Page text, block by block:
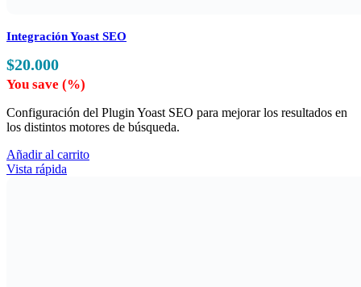
Integración Yoast SEO
$20.000
You save (%)
Configuración del Plugin Yoast SEO para mejorar los resultados en
los distintos motores de búsqueda.
Añadir al carrito
Vista rápida